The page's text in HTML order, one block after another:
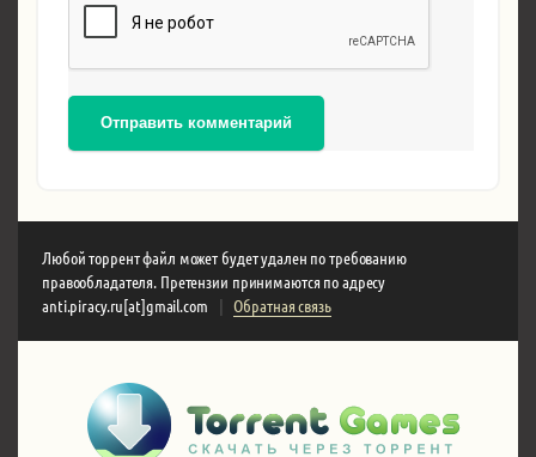
Отправить комментарий
Любой торрент файл может будет удален по требованию
правообладателя. Претензии принимаются по адресу
anti.piracy.ru[at]gmail.com
| Обратная связь